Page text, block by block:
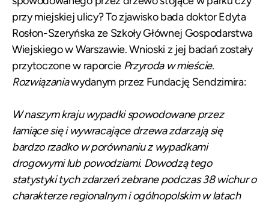
przy miejskiej ulicy? To zjawisko bada doktor Edyta
Rosłon-Szeryńska ze Szkoły Głównej Gospodarstwa
Wiejskiego w Warszawie. Wnioski z jej badań zostały
przytoczone w raporcie Przyroda w mieście.
Rozwiązaniawydanym przez Fundację Sendzimira:
W naszym kraju wypadki spowodowane przez
łamiące się i wywracające drzewa zdarzają się
bardzo rzadko w porównaniu z wypadkami
drogowymi lub powodziami. Dowodzą tego
statystyki tych zdarzeń zebrane podczas 38 wichur o
charakterze regionalnym i ogólnopolskim w latach